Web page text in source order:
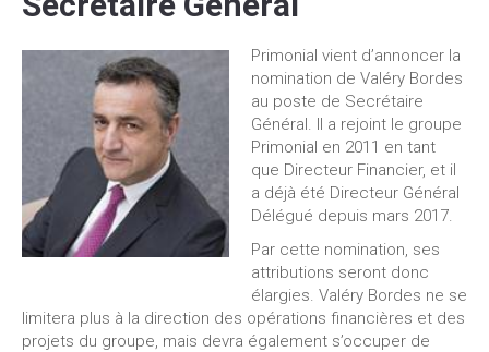
Primonial vient d’annoncer la
nomination de Valéry Bordes
au poste de Secrétaire
Général. Il a rejoint le groupe
Primonial en 2011 en tant
que Directeur Financier, et il
a déjà été Directeur Général
Délégué depuis mars 2017.
Par cette nomination, ses
attributions seront donc
élargies. Valéry Bordes ne se
limitera plus à la direction des opérations financières et des
projets du groupe, mais devra également s’occuper de